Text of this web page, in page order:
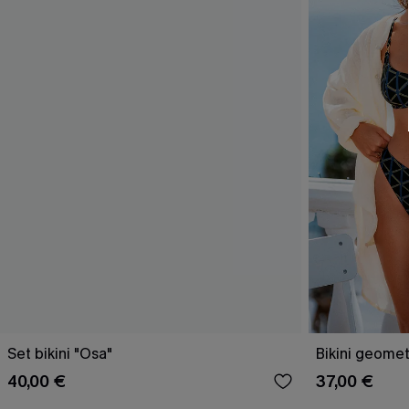
Set bikini "Osa"
40,00 €
Bikini
37,00 €